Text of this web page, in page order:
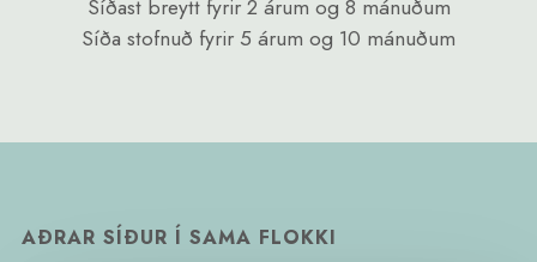
Síðast breytt fyrir 2 árum og 8 mánuðum
Síða stofnuð fyrir 5 árum og 10 mánuðum
AÐRAR SÍÐUR Í SAMA FLOKKI